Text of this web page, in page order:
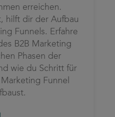
erreichen.
hilft dir der Aufbau
Funnels. Erfahre
B2B Marketing
Phasen der
wie du Schritt für
Funnel